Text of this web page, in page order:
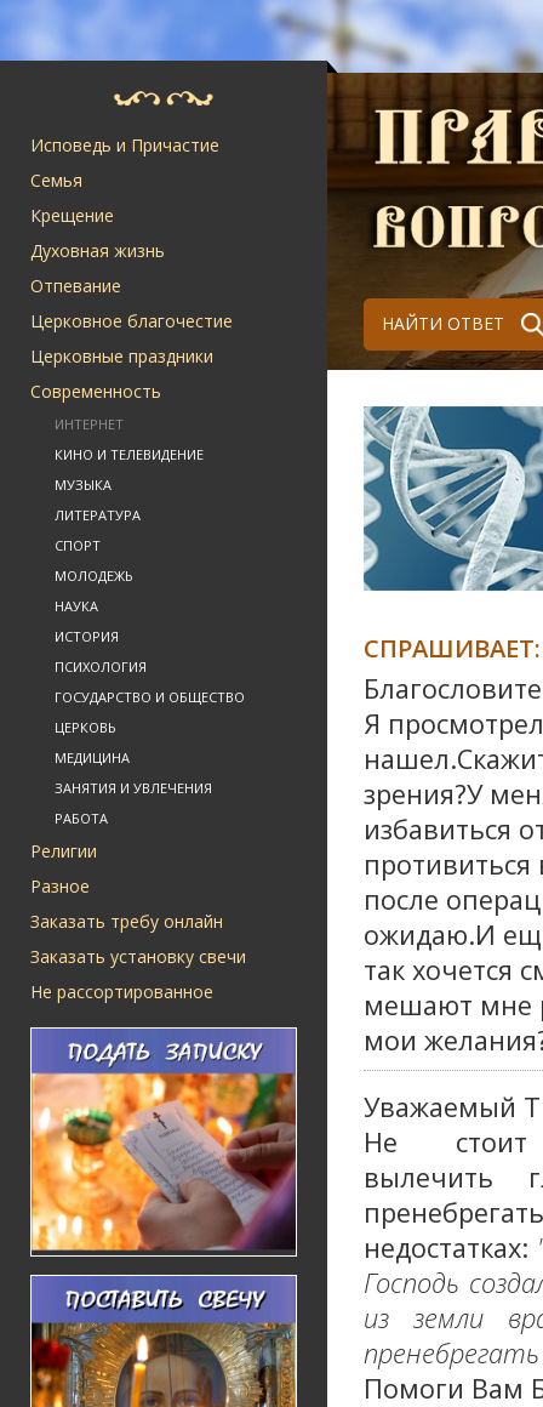
Исповедь и Причастие
Семья
Крещение
Духовная жизнь
Отпевание
Церковное благочестие
Церковные праздники
Современность
ИНТЕРНЕТ
КИНО И ТЕЛЕВИДЕНИЕ
МУЗЫКА
ЛИТЕРАТУРА
СПОРТ
МОЛОДЕЖЬ
НАУКА
ИСТОРИЯ
ПСИХОЛОГИЯ
ГОСУДАРСТВО И ОБЩЕСТВО
ЦЕРКОВЬ
МЕДИЦИНА
ЗАНЯТИЯ И УВЛЕЧЕНИЯ
РАБОТА
Религии
Разное
Заказать требу онлайн
Заказать установку свечи
Не рассортированное
НАЙТИ ОТВЕТ
СПРАШИВАЕТ:
Я
зрения?У
избавиться
после
ожидаю.И
так хочется
мешают мне
мои
Уважаемый
Не
вылечить
недостатках:
Господь
из земли
Помоги Вам